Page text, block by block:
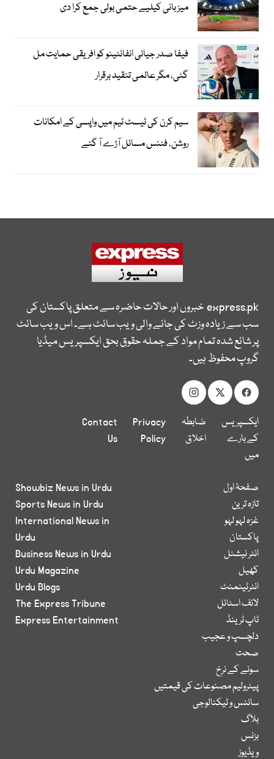
میزبانی کیلیے حتمی بولی جمع کرا دی
فیفا صدر جیانی انفانٹینو کو افریقی حمایت مل
گئی، مگر عالمی تنقید برقرار
سیم کرن کی ٹیسٹ ٹیم میں واپسی کے امکانات
روشن، فٹنس مسائل آڑے آ گئے
express.pkخبروں اور حالات حاضرہ سے متعلق پاکستان کی
سب سے زیادہ وزٹ کی جانے والی ویب سائٹ ہے۔ اس ویب سائٹ
پر شائع شدہ تمام مواد کے جملہ حقوق بحق ایکسپریس میڈیا
گروپ محفوظ ہیں۔
ایکسپریس
کے بارے
میں
ضابطہ
اخلاق
Privacy
Policy
Contact
Us
صفحۂ اول
تازہ ترین
غزہ لہو لہو
پاکستان
انٹر نیشنل
کھیل
انٹرٹینمنٹ
لائف اسٹائل
ٹاپ ٹرینڈ
دلچسپ و عجیب
صحت
سونے کے نرخ
پیٹرولیم مصنوعات کی قیمتیں
سائنس و ٹیکنالوجی
بلاگ
بزنس
ویڈیوز
Showbiz News in Urdu
Sports News in Urdu
International News in
Urdu
Business News in Urdu
Urdu Magazine
Urdu Blogs
The Express Tribune
Express Entertainment